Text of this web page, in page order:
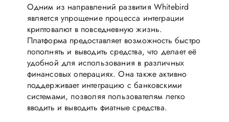
Одним из направлений развития Whitebird
является упрощение процесса интеграции
криптовалют в повседневную жизнь.
Платформа предоставляет возможность быстро
пополнять и выводить средства, что делает её
удобной для использования в различных
финансовых операциях. Она также активно
поддерживает интеграцию с банковскими
системами, позволяя пользователям легко
вводить и выводить фиатные средства.